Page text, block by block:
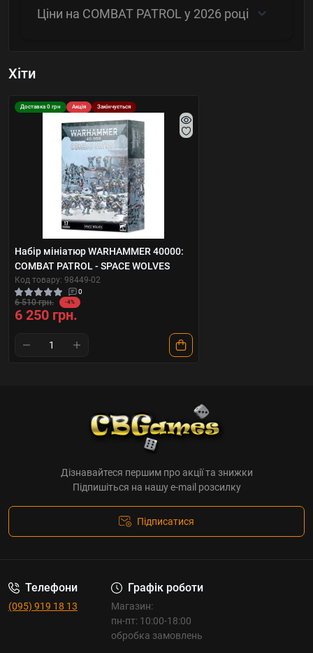
Ціни на COMBAT PATROL у 2026 році
Хіти
Доставка 0 грн Акція Закінчується
Набір мініатюр WARHAMMER 40000:
COMBAT PATROL - SPACE WOLVES
Код товару: 98449-02
0
6 510 грн. -4%
6 250 грн.
Дізнавайтеся першим про акції та знижки
Підпишіться на нашу e-mail розсилку
Підписатися
Телефони
(095) 919 18 13
Графік роботи
Магазин:
пн-пт: 10:00-18:00
обробка замовлень